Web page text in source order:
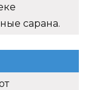
сарана.